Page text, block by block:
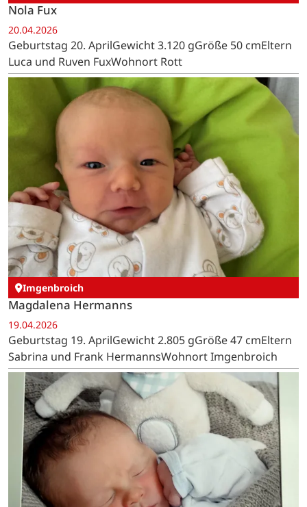
Nola Fux
20.04.2026
Geburtstag 20. AprilGewicht 3.120 gGröße 50 cmEltern
Luca und Ruven FuxWohnort Rott
Imgenbroich
Magdalena Hermanns
19.04.2026
Geburtstag 19. AprilGewicht 2.805 gGröße 47 cmEltern
Sabrina und Frank HermannsWohnort Imgenbroich